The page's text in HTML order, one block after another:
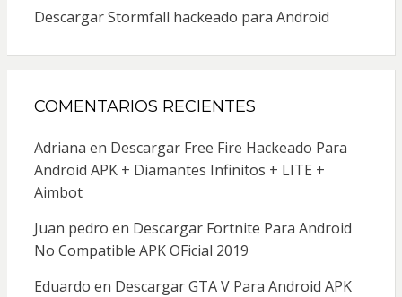
Descargar Stormfall hackeado para Android
COMENTARIOS RECIENTES
Adriana en Descargar Free Fire Hackeado Para
Android APK + Diamantes Infinitos + LITE +
Aimbot
Juan pedro en Descargar Fortnite Para Android
No Compatible APK OFicial 2019
Eduardo en Descargar GTA V Para Android APK